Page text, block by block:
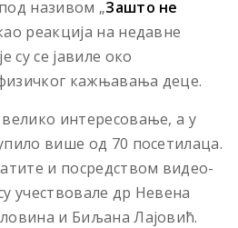
називом „Зашто не
реакција на недавне
су се јавиле око
кажњавања деце.
интересовање, а у
више од 70 посетилаца.
и посредством видео-
учествовале др Невена
и Биљана Лајовић.